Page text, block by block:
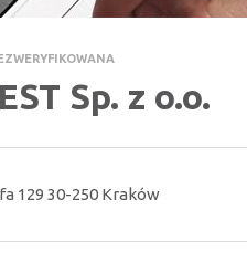
Sp. z o.o.
129 30-250 Kraków